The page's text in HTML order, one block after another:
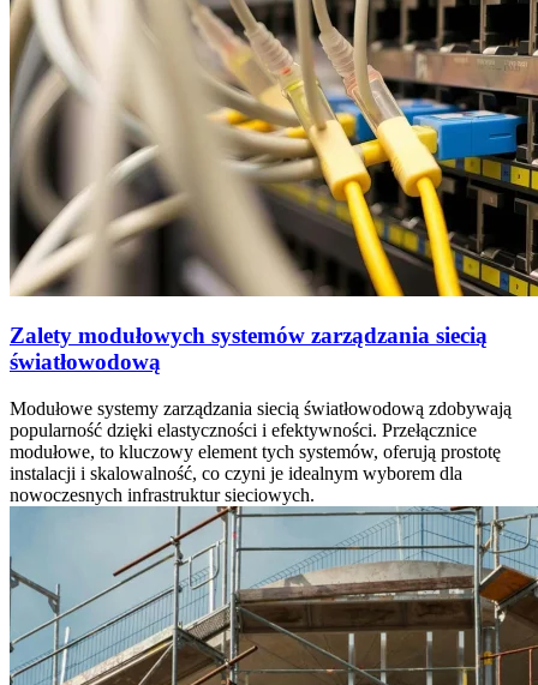
Zalety modułowych systemów zarządzania siecią
światłowodową
Modułowe systemy zarządzania siecią światłowodową zdobywają
popularność dzięki elastyczności i efektywności. Przełącznice
modułowe, to kluczowy element tych systemów, oferują prostotę
instalacji i skalowalność, co czyni je idealnym wyborem dla
nowoczesnych infrastruktur sieciowych.